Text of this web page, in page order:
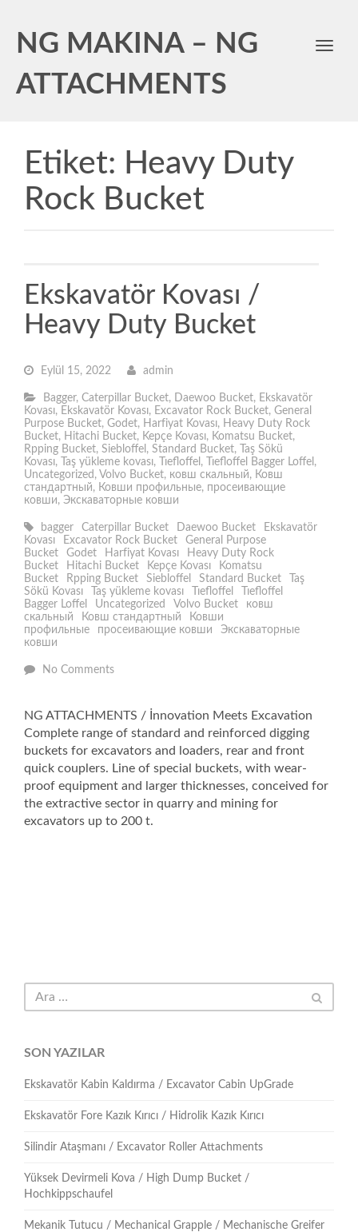
NG MAKINA – NG
ATTACHMENTS
Toggle
Etiket: Heavy Duty
Rock Bucket
Ekskavatör Kovası /
Heavy Duty Bucket
Eylül 15, 2022 admin
Bagger, Caterpillar Bucket, Daewoo Bucket, Ekskavatör
Kovası, Ekskavatör Kovası, Excavator Rock Bucket, General
Purpose Bucket, Godet, Harfiyat Kovası, Heavy Duty Rock
Bucket, Hitachi Bucket, Kepçe Kovası, Komatsu Bucket,
Rpping Bucket, Siebloffel , Standard Bucket,
Taş Sökü
Kovası, Taş yükleme kovası, Tıefloffel , Tıefloffel Bagger Loffel ,
Uncategorized , Volvo Bucket, ковш скальный, Ковш
стандартный, Ковши профильные, просеивающие
ковши, Экскаваторные ковши
bagger Caterpillar Bucket Daewoo Bucket
Ekskavatör
Kovası
Excavator Rock Bucket
General Purpose
Bucket
Godet Harfiyat Kovası
Heavy Duty Rock
Bucket
Hitachi Bucket Kepçe Kovası
Komatsu
Bucket
Rpping Bucket Siebloffel Standard Bucket
Taş
Sökü Kovası
Taş yükleme kovası Tıefloffel
Tıefloffel
Bagger Loffel
Uncategorized Volvo Bucket
ковш
скальный
Ковш стандартный
Ковши
профильные
просеивающие ковши
Экскаваторные
ковши
No Comments
NG ATTACHMENTS / İnnovation Meets Excavation
Complete range of standard and reinforced digging
buckets for excavators and loaders, rear and front
quick couplers. Line of special buckets, with wear-
proof equipment and larger thicknesses, conceived for
the extractive sector in quarry and mining for
excavators up to 200 t.
SON YAZILAR
Ekskavatör Kabin Kaldırma / Excavator Cabin UpGrade
Ekskavatör Fore Kazık Kırıcı / Hidrolik Kazık Kırıcı
Silindir Ataşmanı / Excavator Roller Attachments
Yüksek Devirmeli Kova / High Dump Bucket /
Hochkippschaufel
Mekanik Tutucu / Mechanical Grapple / Mechanische Greifer